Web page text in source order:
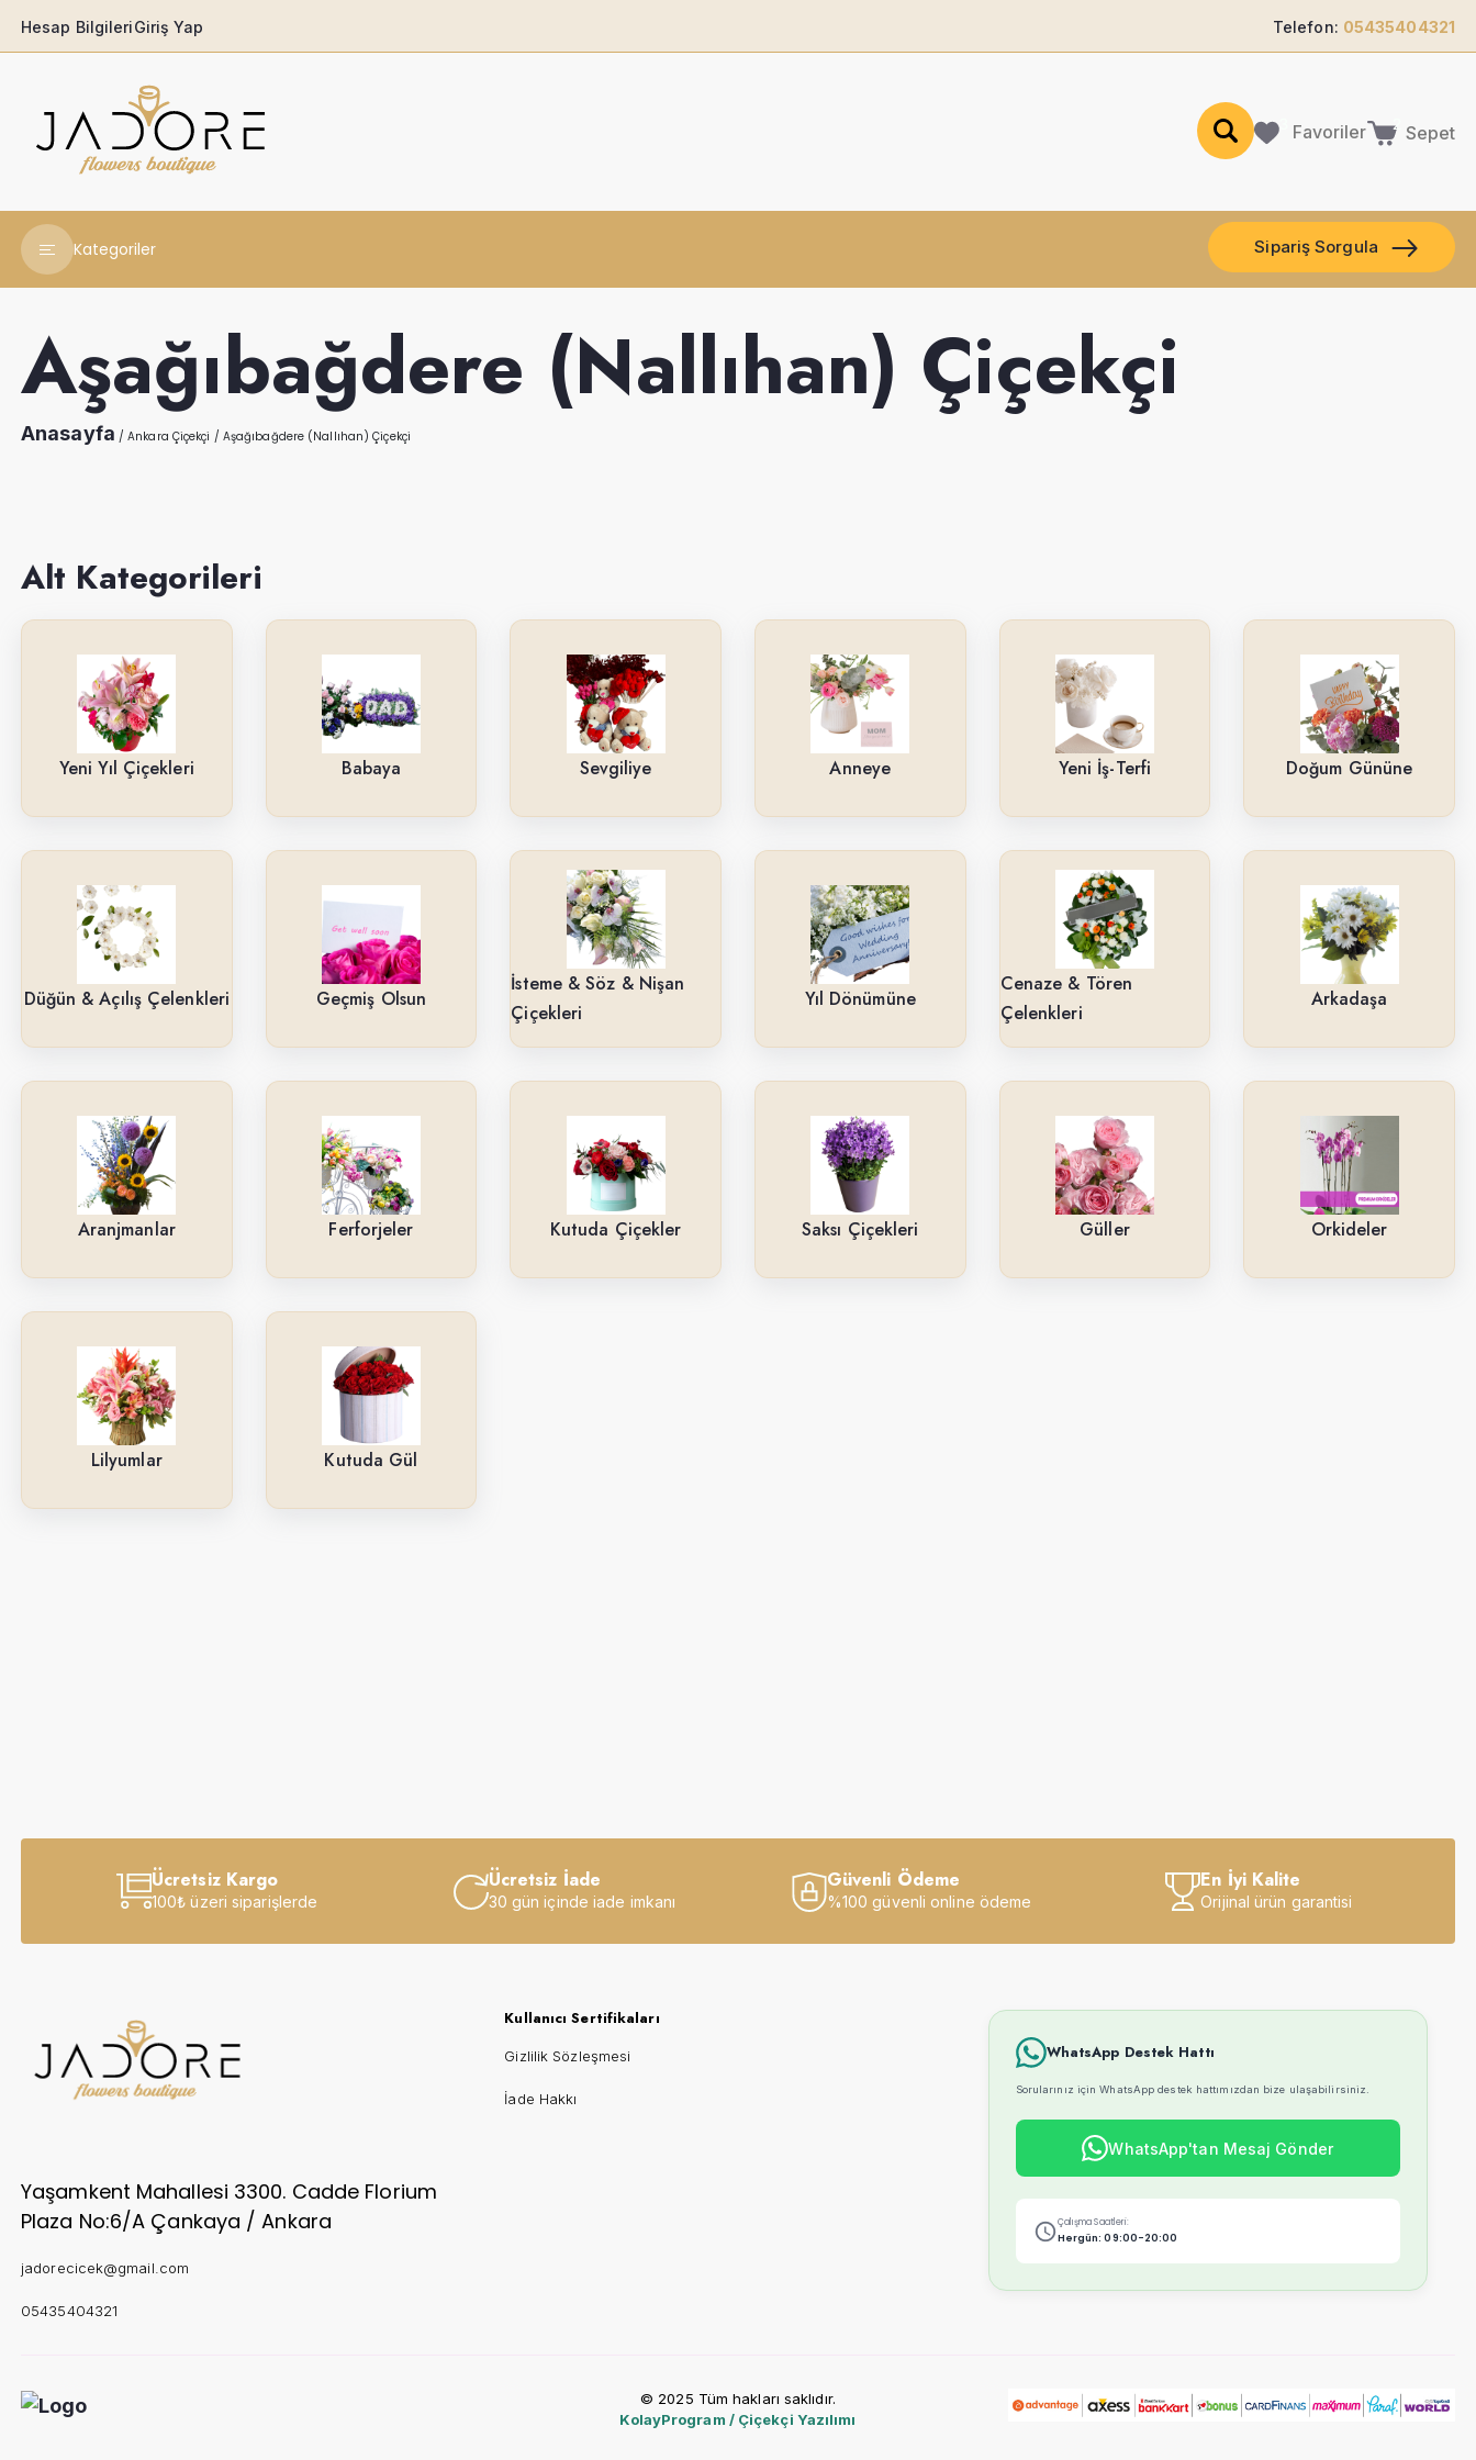
Hesap BilgileriGiriş Yap Telefon: 05435404321
Favoriler Sepet
Kategoriler
Babaya
Açılış & Tören
Yeni İş-Terfi
Kutuda Çiçekler
Doğum Gününe
Düğün & Açılış Çelenkleri
Saksı Çiçekleri
Yıl Dönümüne
Güller
Cenaze & Tören Çelenkleri
Tasarım Buketler
Orkideler
Ne İçin ?
Ürün Çeşitlerimiz
Aranjmanlar
Lilyumlar
Arkadaşa
Kutuda Gül
Sipariş Sorgula
Aşağıbağdere (Nallıhan) Çiçekçi
Anasayfa / Ankara Çiçekçi / Aşağıbağdere (Nallıhan) Çiçekçi
Alt Kategorileri
Yeni Yıl Çiçekleri Babaya Sevgiliye Anneye Yeni İş-Terfi Doğum Gününe
Düğün & Açılış Çelenkleri Geçmiş Olsun
İsteme & Söz & Nişan
Çiçekleri
Yıl Dönümüne
Cenaze & Tören
Çelenkleri
Arkadaşa
Aranjmanlar Ferforjeler Kutuda Çiçekler Saksı Çiçekleri Güller Orkideler
Lilyumlar Kutuda Gül
Ücretsiz Kargo
100₺ üzeri siparişlerde
Ücretsiz İade
30 gün içinde iade imkanı
Güvenli Ödeme
%100 güvenli online ödeme
En İyi Kalite
Orijinal ürün garantisi
Yaşamkent Mahallesi 3300. Cadde Florium
Plaza No:6/A Çankaya / Ankara
jadorecicek@gmail.com
05435404321
Kullanıcı Sertifikaları
Gizlilik Sözleşmesi
İade Hakkı
WhatsApp Destek Hattı
Sorularınız için WhatsApp destek hattımızdan bize ulaşabilirsiniz.
WhatsApp'tan Mesaj Gönder
Çalışma Saatleri:
Hergün: 09:00-20:00
© 2025 Tüm hakları saklıdır.
KolayProgram / Çiçekçi Yazılımı